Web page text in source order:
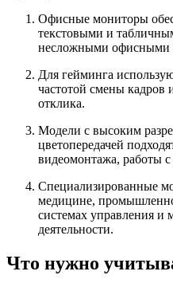
Офисные мониторы
текстовыми и
несложными офисными
Для гейминга
частотой смены
отклика.
Модели с высоким
цветопередачей
видеомонтажа, работы
Специализированные
медицине,
системах управления и
деятельности.
Что нужно